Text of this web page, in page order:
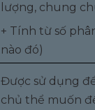
lượng, chung
+ Tính từ số
nào đó)
Được sử dụng
chủ thể muốn